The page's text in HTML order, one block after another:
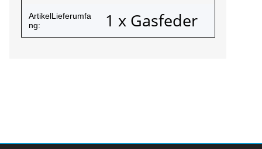
ArtikelLieferumfa
ng:
1 x Gasfeder